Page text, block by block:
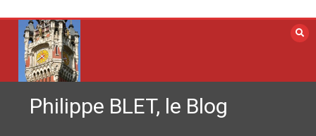
contenu
Philippe BLET, le Blog